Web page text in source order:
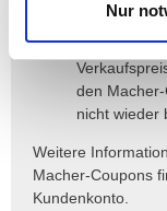
Nur
wurde,
gezahlten
den
nicht wieder
Weitere
Macher-Coupons
Kundenkonto.